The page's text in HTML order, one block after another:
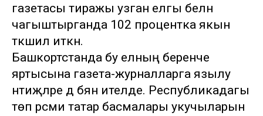
газетасы тиражы узган елгы белән
чагыштырганда 102 процентка якын
тәкшил иткән.
Башкортстанда бу елның беренче
яртысына газета-журналларга язылу
нәтиҗәләре дә бәян ителде. Республикадагы
төп рәсми татар басмалары укучыларын